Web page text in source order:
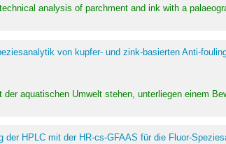
analysis of parchment and ink with a
von kupfer- und zink-basierten Anti-
aquatischen Umwelt stehen, unterliegen einem
der HPLC mit der HR-cs-GFAAS für die Fluor-